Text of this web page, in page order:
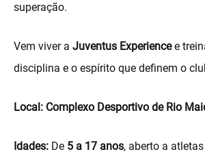
superação.
Vem viver a Juventus Experiencee
disciplina e o espírito que definem o
Local: Complexo Desportivo de Rio
Idades: De 5 a 17 anos, aberto a atletas